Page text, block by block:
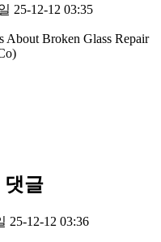
25-12-12 03:35
About Broken Glass Repair
댓글
25-12-12 03:36